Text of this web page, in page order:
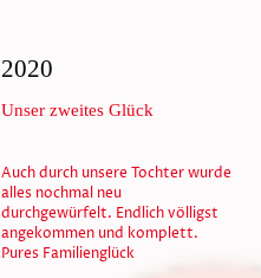
2020
Unser zweites Glück
Auch durch unsere Tochter wurde
alles nochmal neu
durchgewürfelt. Endlich völligst
angekommen und komplett.
Pures Familienglück